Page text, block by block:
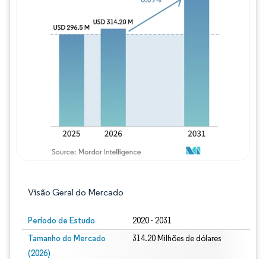
Visão Geral do Mercado
Período de Estudo 2020 - 2031
Tamanho do Mercado
(2026)
314.20 Milhões de dólares